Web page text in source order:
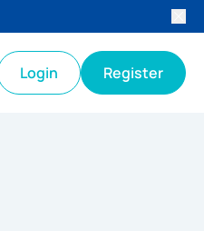
Login Register